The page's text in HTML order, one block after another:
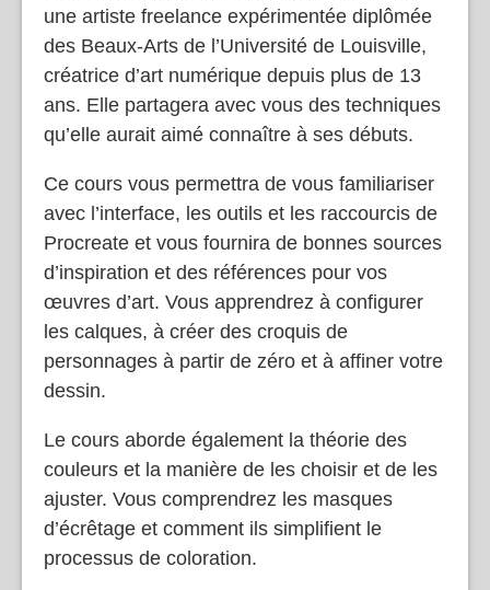
une artiste freelance expérimentée diplômée
des Beaux-Arts de l’Université de Louisville,
créatrice d’art numérique depuis plus de 13
ans. Elle partagera avec vous des techniques
qu’elle aurait aimé connaître à ses débuts.
Ce cours vous permettra de vous familiariser
avec l’interface, les outils et les raccourcis de
Procreate et vous fournira de bonnes sources
d’inspiration et des références pour vos
œuvres d’art. Vous apprendrez à configurer
les calques, à créer des croquis de
personnages à partir de zéro et à affiner votre
dessin.
Le cours aborde également la théorie des
couleurs et la manière de les choisir et de les
ajuster. Vous comprendrez les masques
d’écrêtage et comment ils simplifient le
processus de coloration.